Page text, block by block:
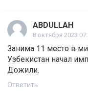
ABDULLAH
8 октября 2023
Занима 11 место в
Узбекистан начал
Дожили.
Ответить